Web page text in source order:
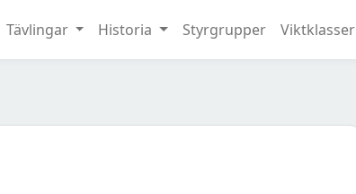
Tävlingar Historia Styrgrupper Viktklasser